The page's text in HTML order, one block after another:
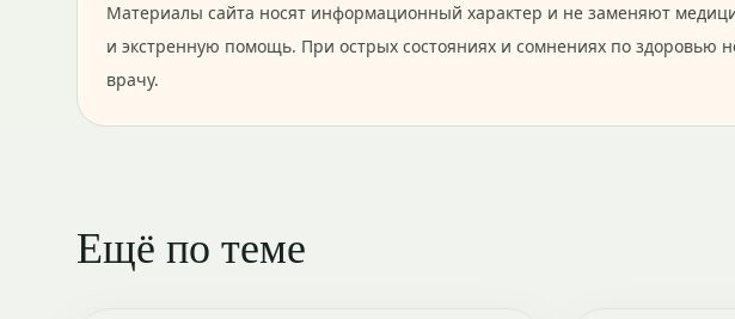
Материалы сайта носят информационный характер и не заменяют
и экстренную помощь. При острых состояниях и сомнениях по здоровью
врачу.
Ещё по теме